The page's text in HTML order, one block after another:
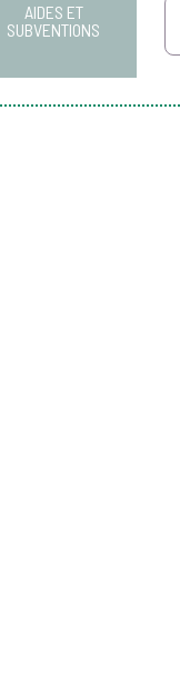
AIDES ET
SUBVENTIONS